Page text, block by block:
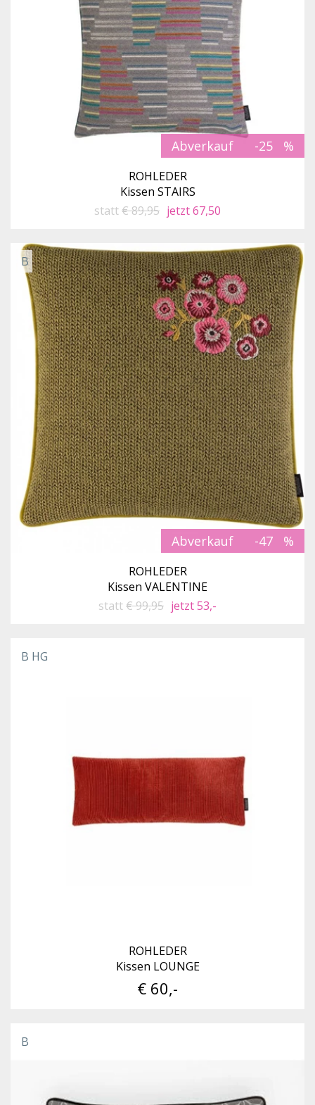
Abverkauf -25
ROHLEDER
Kissen STAIRS
statt€ 89,95 jetzt 67,50
Abverkauf -47
B
ROHLEDER
Kissen VALENTINE
statt€ 99,95 jetzt 53,-
B HG
ROHLEDER
Kissen LOUNGE
€ 60,-
B